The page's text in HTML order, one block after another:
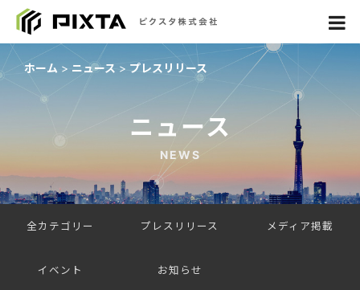
ホーム ニュース プレスリリース
ニュース
NEWS
全カテゴリー プレスリリース メディア掲載
イベント お知らせ